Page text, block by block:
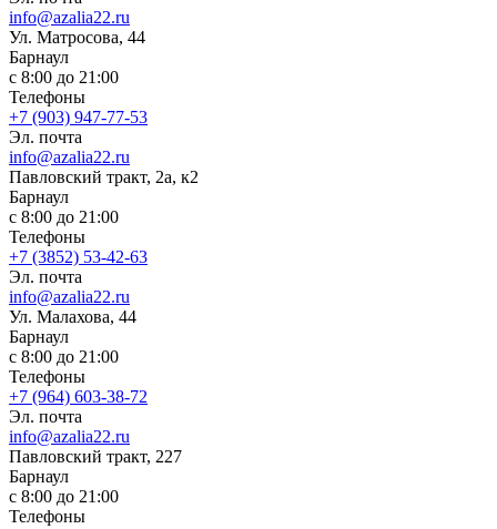
info@azalia22.ru
Ул. Матросова, 44
Барнаул
с 8:00 до 21:00
Телефоны
+7 (903) 947-77-53
Эл. почта
info@azalia22.ru
Павловский тракт, 2а, к2
Барнаул
с 8:00 до 21:00
Телефоны
+7 (3852) 53-42-63
Эл. почта
info@azalia22.ru
Ул. Малахова, 44
Барнаул
с 8:00 до 21:00
Телефоны
+7 (964) 603-38-72
Эл. почта
info@azalia22.ru
Павловский тракт, 227
Барнаул
с 8:00 до 21:00
Телефоны